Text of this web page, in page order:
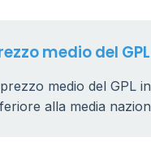
medio del
medio del GPL
alla media